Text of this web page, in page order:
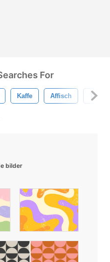
For
Kaffe Affisch
bilder